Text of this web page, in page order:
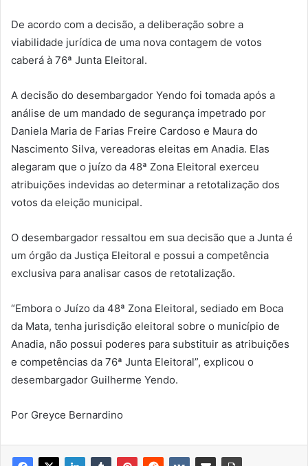
De acordo com a decisão, a deliberação sobre a
viabilidade jurídica de uma nova contagem de votos
caberá à 76ª Junta Eleitoral.
A decisão do desembargador Yendo foi tomada após a
análise de um mandado de segurança impetrado por
Daniela Maria de Farias Freire Cardoso e Maura do
Nascimento Silva, vereadoras eleitas em Anadia. Elas
alegaram que o juízo da 48ª Zona Eleitoral exerceu
atribuições indevidas ao determinar a retotalização dos
votos da eleição municipal.
O desembargador ressaltou em sua decisão que a Junta é
um órgão da Justiça Eleitoral e possui a competência
exclusiva para analisar casos de retotalização.
“Embora o Juízo da 48ª Zona Eleitoral, sediado em Boca
da Mata, tenha jurisdição eleitoral sobre o município de
Anadia, não possui poderes para substituir as atribuições
e competências da 76ª Junta Eleitoral”, explicou o
desembargador Guilherme Yendo.
Por Greyce Bernardino